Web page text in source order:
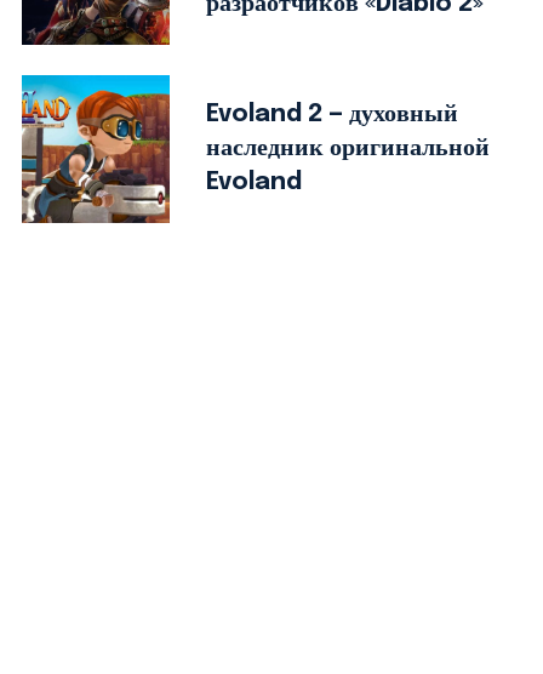
Evoland 2 — духовный
наследник оригинальной
Evoland